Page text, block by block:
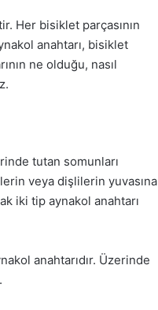
Her bisiklet parçasının
anahtarı, bisiklet
ne olduğu, nasıl
tutan somunları
veya dişlilerin yuvasına
iki tip aynakol anahtarı
anahtarıdır. Üzerinde